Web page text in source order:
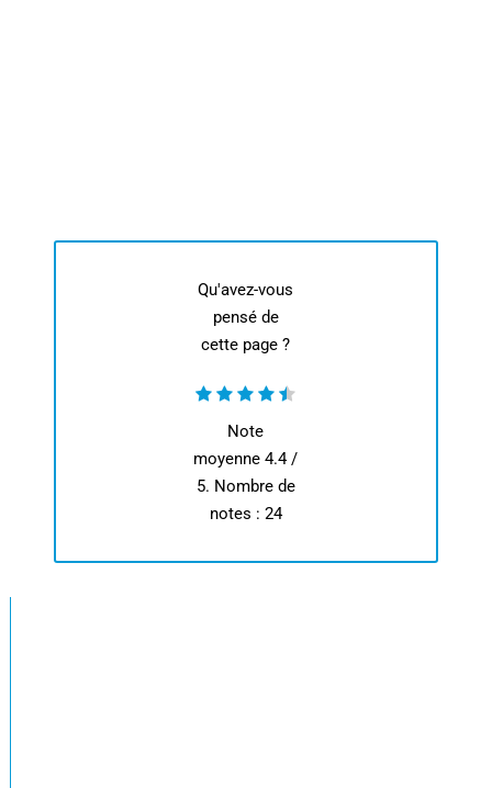
Qu'avez-vous
pensé de
cette page ?
Note
moyenne4.4/
5. Nombre de
notes : 24